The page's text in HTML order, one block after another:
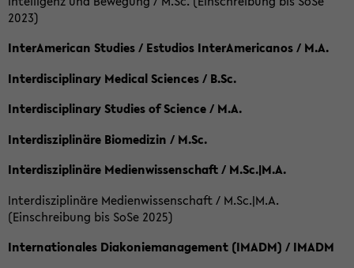
2023)
InterAmerican Studies / Estudios InterAmericanos / M.A.
Interdisciplinary Medical Sciences / B.Sc.
Interdisciplinary Studies of Science / M.A.
Interdisziplinäre Biomedizin / M.Sc.
Interdisziplinäre Medienwissenschaft / M.Sc.|M.A.
Interdisziplinäre Medienwissenschaft / M.Sc.|M.A.
(Einschreibung bis SoSe 2025)
Internationales Diakoniemanagement (IMADM) / IMADM